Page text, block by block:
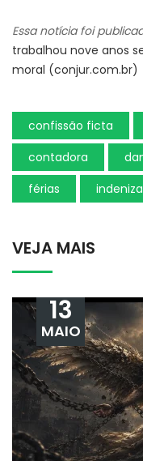
Essa notícia foi
trabalhou nove anos
moral (conjur.com.br)
confissão ficta
contadora
férias
VEJA MAIS
13
MAIO